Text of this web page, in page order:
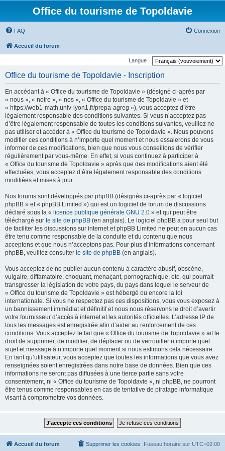
Office du tourisme de Topoldavie
FAQ Connexion
Accueil du forum
Langue :
Office du tourisme de Topoldavie - Inscription
En accédant à « Office du tourisme de Topoldavie » (désigné ci-après par
« nous », « notre », « nos », « Office du tourisme de Topoldavie » et
« https://web1-math.univ-lyon1.fr/prepa-agreg »), vous acceptez d’être
légalement responsable des conditions suivantes. Si vous n’acceptez pas
d’être légalement responsable de toutes les conditions suivantes, veuillez ne
pas utiliser et accéder à « Office du tourisme de Topoldavie ». Nous pouvons
modifier ces conditions à n’importe quel moment et nous essaierons de vous
informer de ces modifications, bien que nous vous conseillons de vérifier
régulièrement par vous-même. En effet, si vous continuez à participer à
« Office du tourisme de Topoldavie » après que des modifications aient été
effectuées, vous acceptez d’être légalement responsable des conditions
modifiées et mises à jour.
Nos forums sont développés par phpBB (désignés ci-après par « logiciel
phpBB » et « phpBB Limited ») qui est un logiciel de forum de discussions
déclaré sous la « licence publique générale GNU 2.0 » et qui peut être
téléchargé sur le site de phpBB (en anglais). Le logiciel phpBB a pour seul but
de faciliter les discussions sur internet et phpBB Limited ne peut en aucun cas
être tenu comme responsable de la conduite et du contenu que nous
acceptons et que nous n’acceptons pas. Pour plus d’informations concernant
phpBB, veuillez consulter le site de phpBB (en anglais).
Vous acceptez de ne publier aucun contenu à caractère abusif, obscène,
vulgaire, diffamatoire, choquant, menaçant, pornographique, etc. qui pourrait
transgresser la législation de votre pays, du pays dans lequel le serveur de
« Office du tourisme de Topoldavie » est hébergé ou encore la loi
internationale. Si vous ne respectez pas ces dispositions, vous vous exposez à
un bannissement immédiat et définitif et nous nous réservons le droit d’avertir
votre fournisseur d’accès à internet et les autorités officielles. L’adresse IP de
tous les messages est enregistrée afin d’aider au renforcement de ces
conditions. Vous acceptez le fait que « Office du tourisme de Topoldavie » ait le
droit de supprimer, de modifier, de déplacer ou de verrouiller n’importe quel
sujet et message à n’importe quel moment si nous estimons cela nécessaire.
En tant qu’utilisateur, vous acceptez que toutes les informations que vous avez
renseignées soient enregistrées dans notre base de données. Bien que ces
informations ne seront pas diffusées à une tierce partie sans votre
consentement, ni « Office du tourisme de Topoldavie », ni phpBB, ne pourront
être tenus comme responsables en cas de tentative de piratage informatique
visant à compromettre vos données.
Accueil du forum Fuseau horaire sur UTC+02:00
Supprimer les cookies